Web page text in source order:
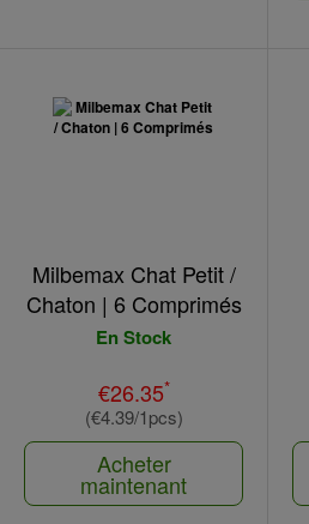
Milbemax Chat Petit /
Chaton | 6 Comprimés
En Stock
€26.35*
(€4.39/1pcs)
Acheter
maintenant